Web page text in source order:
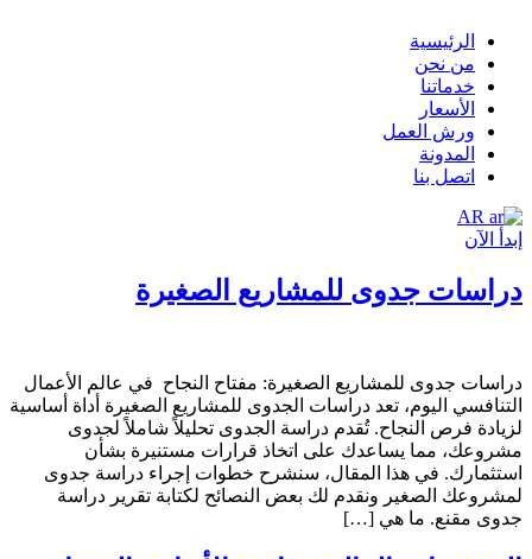
الرئيسية
من نحن
خدماتنا
الأسعار
ورش العمل
المدونة
اتصل بنا
AR
إبدأ الآن
دراسات جدوى للمشاريع الصغيرة
دراسات جدوى للمشاريع الصغيرة: مفتاح النجاح في عالم الأعمال
التنافسي اليوم، تعد دراسات الجدوى للمشاريع الصغيرة أداة أساسية
لزيادة فرص النجاح. تُقدم دراسة الجدوى تحليلاً شاملاً لجدوى
مشروعك، مما يساعدك على اتخاذ قرارات مستنيرة بشأن
استثمارك. في هذا المقال، سنشرح خطوات إجراء دراسة جدوى
لمشروعك الصغير ونقدم لك بعض النصائح لكتابة تقرير دراسة
جدوى مقنع. ما هي […]